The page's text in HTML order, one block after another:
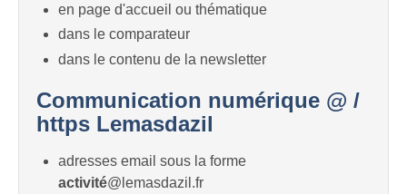
en page d'accueil ou thématique
dans le comparateur
dans le contenu de la newsletter
Communication numérique @ /
https Lemasdazil
adresses email sous la forme
activité@lemasdazil.fr